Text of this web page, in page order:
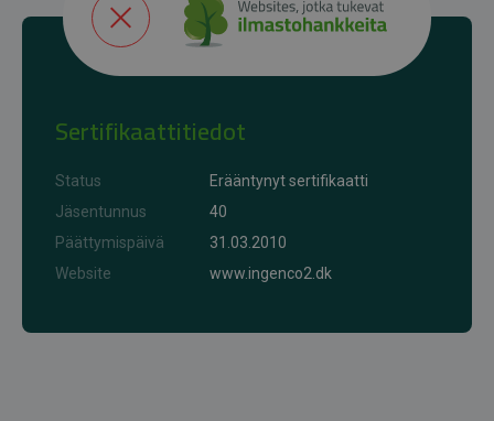
Sertifikaattitiedot
Status
Erääntynyt sertifikaatti
Jäsentunnus
40
Päättymispäivä
31.03.2010
Website
www.ingenco2.dk